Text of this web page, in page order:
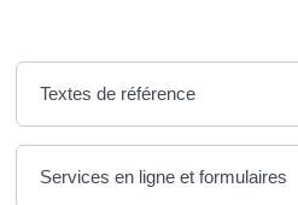
Textes de référence
Services en ligne et formulaires